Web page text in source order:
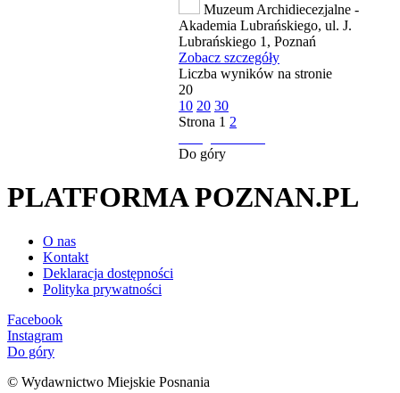
Muzeum Archidiecezjalne -
Akademia Lubrańskiego, ul. J.
Lubrańskiego 1, Poznań
Zobacz szczegóły
Liczba wyników na stronie
20
10 20 30
Strona 1 2
Do góry
PLATFORMA POZNAN.PL
O nas
Kontakt
Deklaracja dostępności
Polityka prywatności
Facebook
Instagram
Do góry
© Wydawnictwo Miejskie Posnania